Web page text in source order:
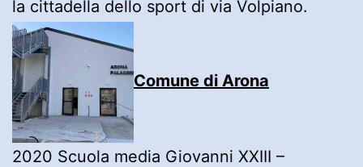
la cittadella dello sport di via Volpiano.
Comune di Arona
2020 Scuola media Giovanni XXIII –